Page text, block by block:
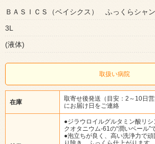
ＢＡＳＩＣＳ（ベイシクス） ふっくらシャ
3L
(液体)
取扱い病院
在庫
取寄せ後発送（目安：2～10日
にお届け日をご連絡
●ジラウロイルグルタミン酸リシ
クオタニウム-61の“潤いベール”
●泡立ちが良く、高い洗浄力で